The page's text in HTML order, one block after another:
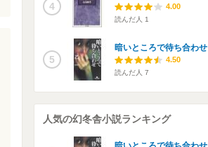
4 4.00
読んだ人 1
5
暗いところで待ち合わせ
4.50
読んだ人 7
人気の幻冬舎小説ランキング